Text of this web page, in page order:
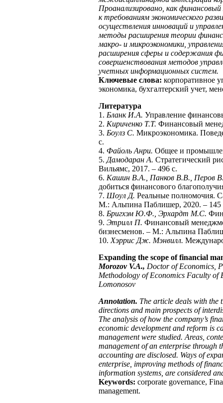
Проанализировано, как
к требованиям экономического
осуществления инноваций и
методы расширения теории
макро- и микроэкономики,
расширения сферы и содержания
совершенствования методов
учетных информационных систем.
Ключевые слова: корпоративное
экономика, бухгалтерский учет,
Литература
1. Бланк И.А. Управление
2. Кириченко Т.Т. Финансовый
3. Боулз С. Микроэкономика.
c.
4. Файоль Анри. Общее и
5.Дамодаран А. Стратегический
Вильямс, 2017. – 496 с.
6. Кашин В.А., Панков В.В., Перов
добиться финансового
7. Шоул Д. Реальные полномочия.
М.: Альпина Паблишер, 2020. – 145
8. Бригхэм Ю.Ф., Эрхардт М.С.
9. Этрилл П. Финансовый
бизнесменов. – М.: Альпина
10.Хэррис Дж. Мэнвилл.
Expanding the scope of financial
Morozov V.A., Doctor of Economics,
Methodology of Economics Faculty of
Lomonosov
Annotation. The article deals with the
directions and main prospects of
The analysis of how the company’s
economic development and reform is
management were studied. Areas,
management of an enterprise through
accounting are disclosed. Ways of
enterprise, improving methods of
information systems, are considered
Keywords: corporate governance,
management.